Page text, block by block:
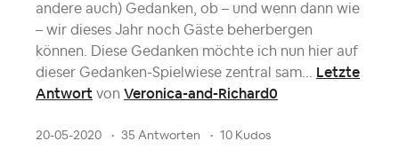
andere auch) Gedanken, ob – und wenn dann wie
– wir dieses Jahr noch Gäste beherbergen
können. Diese Gedanken möchte ich nun hier auf
dieser Gedanken-Spielwiese zentral sam... Letzte
Antwort von Veronica-and-Richard0
20-05-2020 35 Antworten 10 Kudos